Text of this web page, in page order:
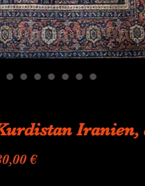
Iranien,
€Prix